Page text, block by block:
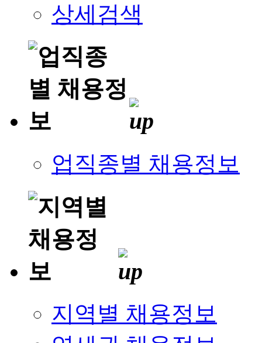
상세검색
업직종별 채용정보
지역별 채용정보